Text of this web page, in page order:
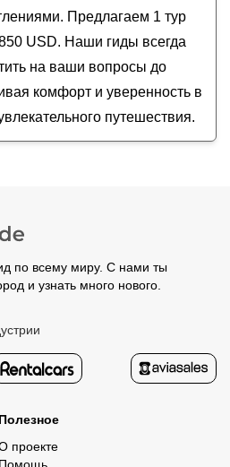
Предлагаем 1 тур
USD. Наши гиды всегда
на ваши вопросы до
комфорт и уверенность в
путешествия.
по всему миру. С нами ты
и узнать много нового.
Полезное
проекте